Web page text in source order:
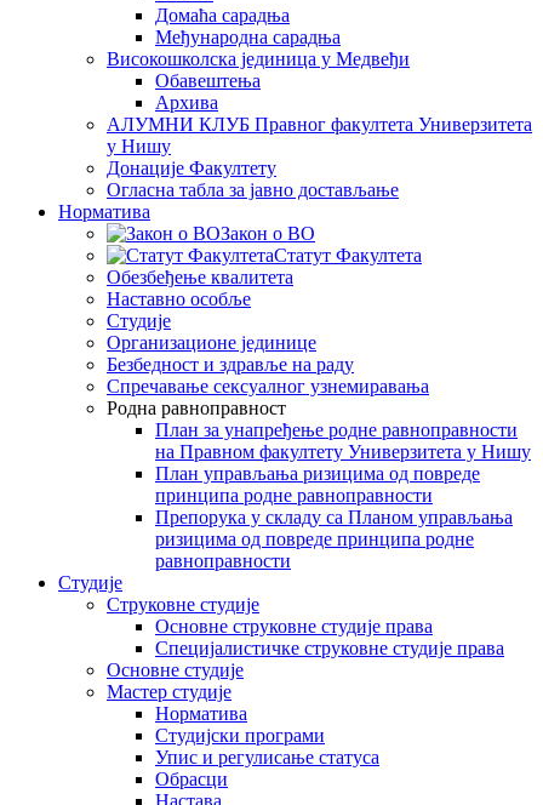
Домаћа сарадња
Међународна сарадња
Високошколска јединица у Медвеђи
Обавештења
Архива
АЛУМНИ КЛУБ Правног факултета Универзитета
у Нишу
Донације Факултету
Огласна табла за јавно достављање
Норматива
Закон о ВО
Статут Факултета
Обезбеђење квалитета
Наставно особље
Студије
Организационе јединице
Безбедност и здравље на раду
Спречавање сексуалног узнемиравања
Родна равноправност
План за унапређење родне равноправности
на Правном факултету Универзитета у Нишу
План управљања ризицима од повреде
принципа родне равноправности
Препорука у складу са Планом управљања
ризицима од повреде принципа родне
равноправности
Студије
Струковне студије
Основне струковне студије права
Специјалистичке струковне студије права
Основне студије
Мастер студије
Норматива
Студијски програми
Упис и регулисање статуса
Обрасци
Настава